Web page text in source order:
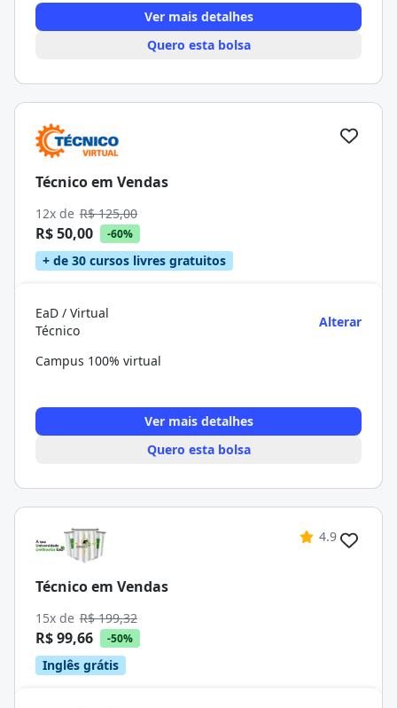
Ver mais detalhes
Quero esta bolsa
Técnico em Vendas
12x de R$ 125,00
R$ 50,00 -60%
+ de 30 cursos livres gratuitos
EaD / Virtual
Técnico
Alterar
Campus 100% virtual
Ver mais detalhes
Quero esta bolsa
4.9
Técnico em Vendas
15x de R$ 199,32
R$ 99,66 -50%
Inglês grátis